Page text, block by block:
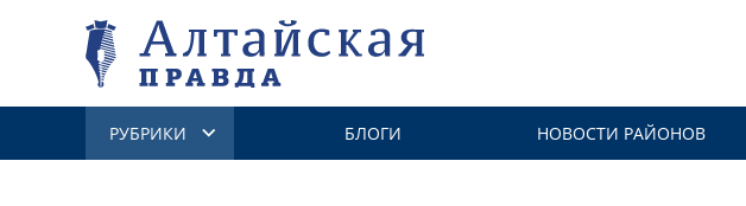
РУБРИКИ БЛОГИ НОВОСТИ РАЙОНОВ